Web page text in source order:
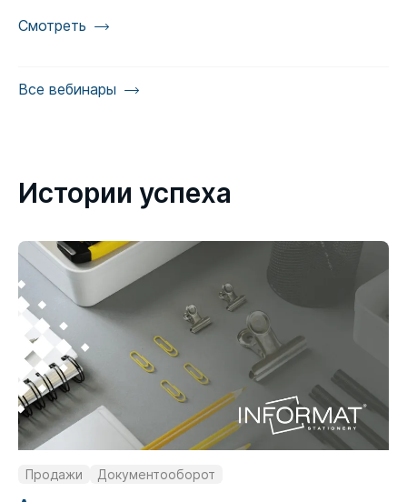
Смотреть
Все вебинары
Истории успеха
Продажи Документооборот